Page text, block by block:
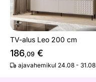
TV-alus Leo 200 cm
186,09 €
ajavahemikul 24.08 - 31.08